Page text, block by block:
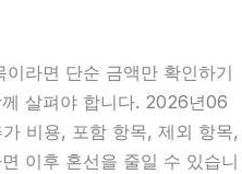
라면 단순 금액만 확인하기
살펴야 합니다. 2026년06
비용, 포함 항목, 제외 항목,
이후 혼선을 줄일 수 있습니